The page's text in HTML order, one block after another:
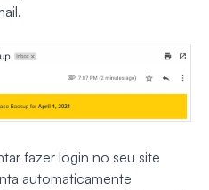
fazer login no seu site
automaticamente